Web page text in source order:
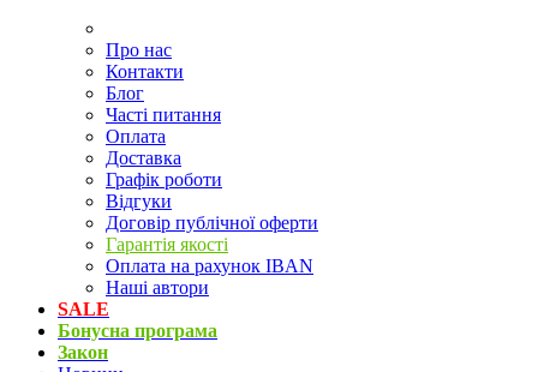
Про нас
Контакти
Блог
Часті питання
Оплата
Доставка
Графік роботи
Відгуки
Договір публічної оферти
Гарантія якості
Оплата на рахунок IBAN
Наші автори
SALE
Бонусна програма
Закон